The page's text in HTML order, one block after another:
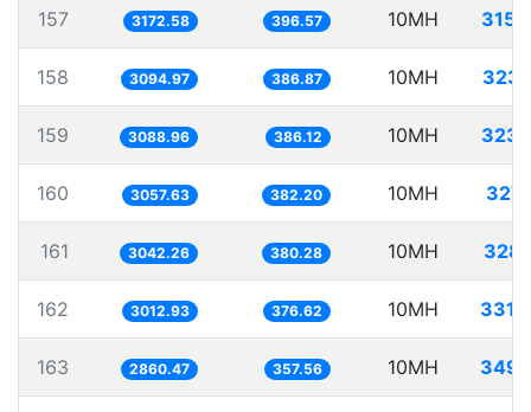
157 3172.58 396.57 10MH
158 3094.97 386.87 10MH
159 3088.96 386.12 10MH
160 3057.63 382.20 10MH
161 3042.26 380.28 10MH
162 3012.93 376.62 10MH
163 2860.47 357.56 10MH